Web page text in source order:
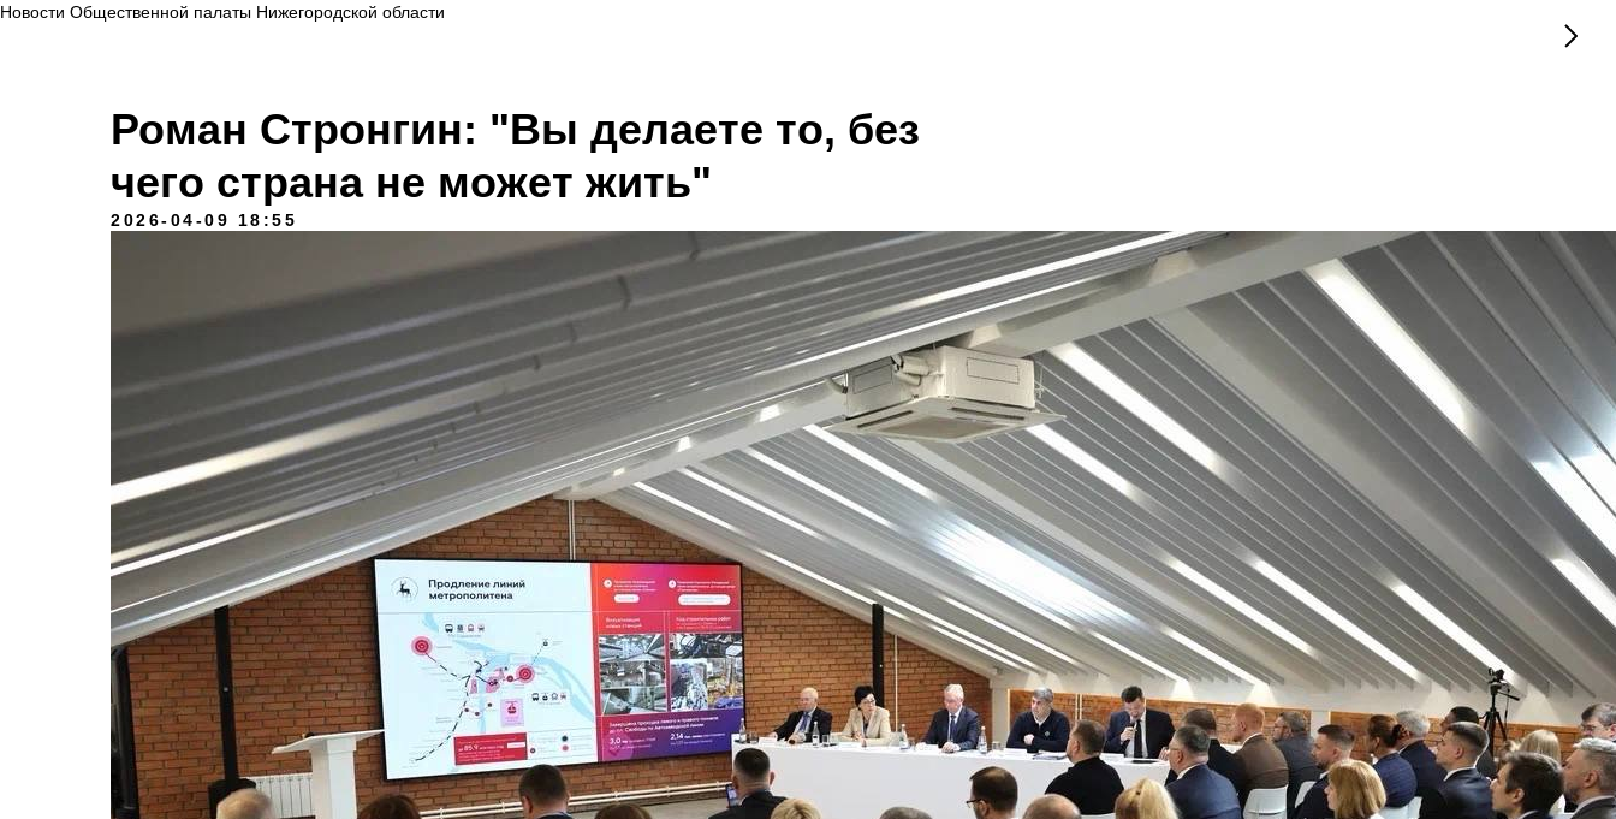
Новости Общественной палаты Нижегородской области
Роман Стронгин: "Вы делаете то, без
чего страна не может жить"
2026-04-09 18:55